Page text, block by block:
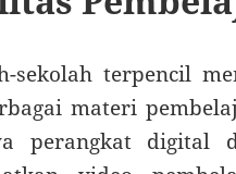
sekolah terpencil
materi
perangkat digital